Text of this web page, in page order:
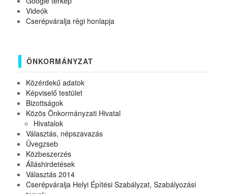
Videók
Cserépváralja régi honlapja
ÖNKORMÁNYZAT
Közérdekű adatok
Képviselő testület
Bizottságok
Közös Önkormányzati Hivatal
Hivatalok
Választás, népszavazás
Üvegzseb
Közbeszerzés
Álláshirdetések
Választás 2014
Cserépváralja Helyi Építési Szabályzat, Szabályozási